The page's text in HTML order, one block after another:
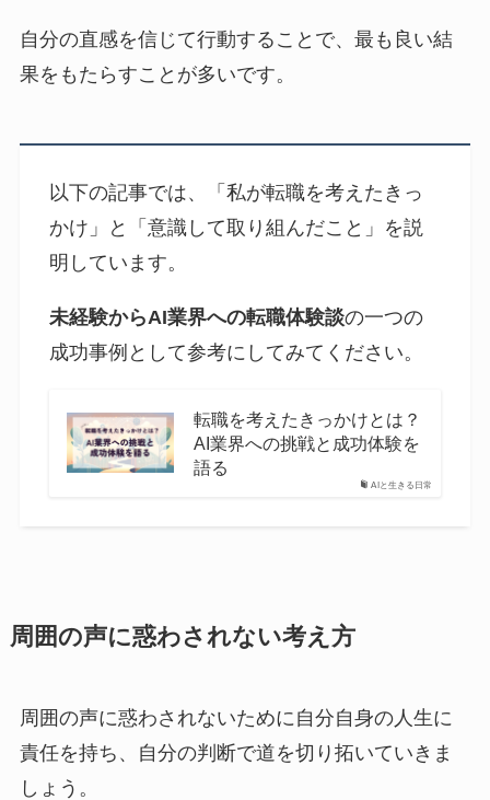
自分の直感を信じて行動することで、最も良い結
果をもたらすことが多いです。
以下の記事では、「私が転職を考えたきっ
かけ」と「意識して取り組んだこと」を説
明しています。
未経験からAI業界への転職体験談の一つの
成功事例として参考にしてみてください。
AIと生きる日常
転職を考えたきっかけとは？
AI業界への挑戦と成功体験を
語る
周囲の声に惑わされない考え方
周囲の声に惑わされないために自分自身の人生に
責任を持ち、自分の判断で道を切り拓いていきま
しょう。